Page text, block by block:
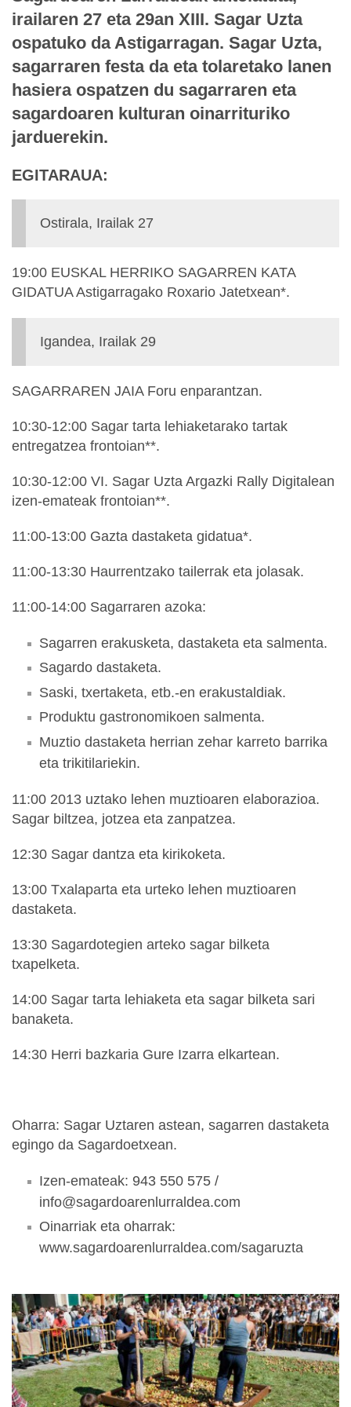
irailaren 27 eta 29an XIII. Sagar Uzta
ospatuko da Astigarragan. Sagar Uzta,
sagarraren festa da eta tolaretako lanen
hasiera ospatzen du sagarraren eta
sagardoaren kulturan oinarrituriko
jarduerekin.
EGITARAUA:
Ostirala, Irailak 27
19:00 EUSKAL HERRIKO SAGARREN KATA
GIDATUA Astigarragako Roxario Jatetxean*.
Igandea, Irailak 29
SAGARRAREN JAIA Foru enparantzan.
10:30-12:00 Sagar tarta lehiaketarako tartak
entregatzea frontoian**.
10:30-12:00 VI. Sagar Uzta Argazki Rally Digitalean
izen-emateak frontoian**.
11:00-13:00 Gazta dastaketa gidatua*.
11:00-13:30 Haurrentzako tailerrak eta jolasak.
11:00-14:00 Sagarraren azoka:
Sagarren erakusketa, dastaketa eta salmenta.
Sagardo dastaketa.
Saski, txertaketa, etb.-en erakustaldiak.
Produktu gastronomikoen salmenta.
Muztio dastaketa herrian zehar karreto barrika
eta trikitilariekin.
11:00 2013 uztako lehen muztioaren elaborazioa.
Sagar biltzea, jotzea eta zanpatzea.
12:30 Sagar dantza eta kirikoketa.
13:00 Txalaparta eta urteko lehen muztioaren
dastaketa.
13:30 Sagardotegien arteko sagar bilketa
txapelketa.
14:00 Sagar tarta lehiaketa eta sagar bilketa sari
banaketa.
14:30 Herri bazkaria Gure Izarra elkartean.
Oharra: Sagar Uztaren astean, sagarren dastaketa
egingo da Sagardoetxean.
Izen-emateak: 943 550 575 /
info@sagardoarenlurraldea.com
Oinarriak eta oharrak:
www.sagardoarenlurraldea.com/sagaruzta